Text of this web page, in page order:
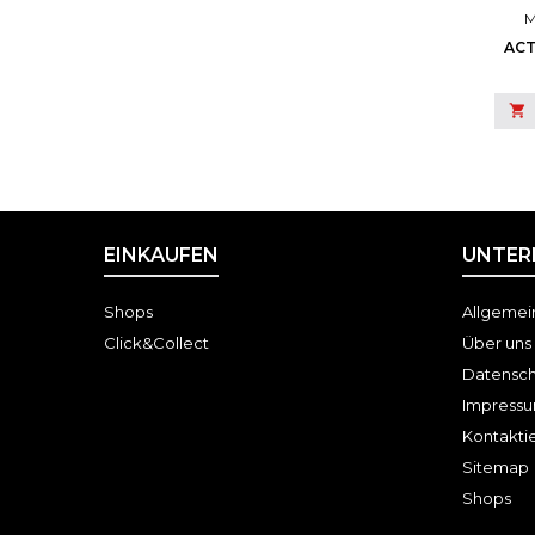

EINKAUFEN
Shops
Click&Collect
Über uns
Sitemap
Shops